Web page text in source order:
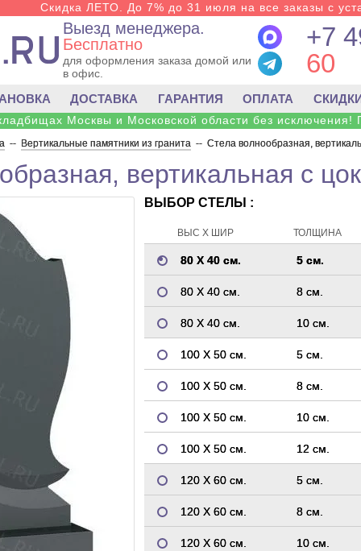
Скидка ЛЕТО. До 7% до 31 июля на все заказы с
Выезд менеджера.
Бесплатно
для оформления заказа домой или
в офис.
+7
60
ДОСТАВКА ГАРАНТИЯ ОПЛАТА
Москвы и Московской области без исключения!
-- Вертикальные памятники из гранита -- Стела волнообразная,
вертикальная с
ВЫБОР СТЕЛЫ :
ВЫС Х ШИР ТОЛЩИНА
80 Х 40 см. 5 см.
80 Х 40 см. 8 см.
80 Х 40 см. 10 см.
100 Х 50 см. 5 см.
100 Х 50 см. 8 см.
100 Х 50 см. 10 см.
100 Х 50 см. 12 см.
120 Х 60 см. 5 см.
120 Х 60 см. 8 см.
120 Х 60 см. 10 см.